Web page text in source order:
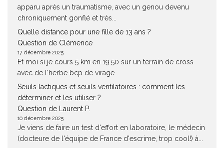
apparu après un traumatisme, avec un genou devenu
chroniquement gonflé et très...
Quelle distance pour une fille de 13 ans ?
Question de Clémence
17 décembre 2025
Et moi si je cours 5 km en 19.50 sur un terrain de cross
avec de l'herbe bcp de virage...
Seuils lactiques et seuils ventilatoires : comment les
déterminer et les utiliser ?
Question de Laurent P.
10 décembre 2025
Je viens de faire un test d'effort en laboratoire, le médecin
(docteure de l'équipe de France d'escrime, trop cool!) à...